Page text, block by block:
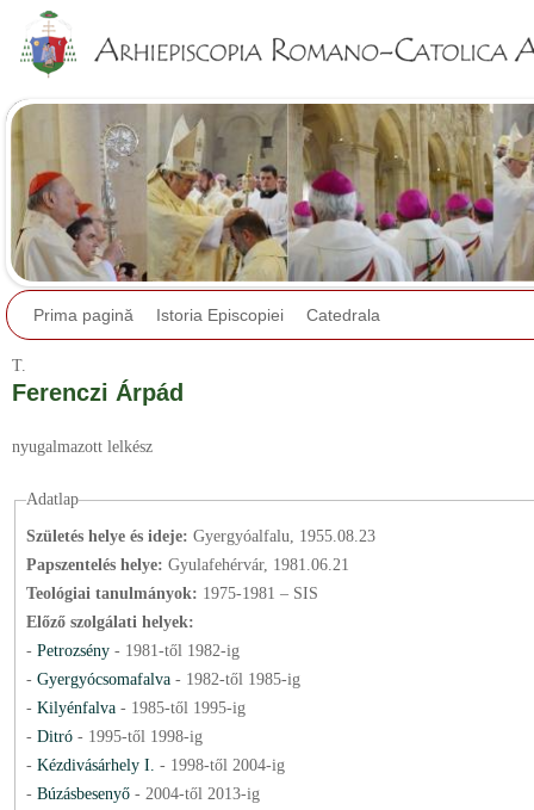
Prima pagină Istoria Episcopiei Catedrala
T.
Ferenczi Árpád
nyugalmazott lelkész
Adatlap
Születés helye és ideje: Gyergyóalfalu, 1955.08.23
Papszentelés helye: Gyulafehérvár, 1981.06.21
Teológiai tanulmányok: 1975-1981 – SIS
Előző szolgálati helyek:
- Petrozsény - 1981-től 1982-ig
- Gyergyócsomafalva - 1982-től 1985-ig
- Kilyénfalva - 1985-től 1995-ig
- Ditró - 1995-től 1998-ig
- Kézdivásárhely I. - 1998-től 2004-ig
- Búzásbesenyő- 2004-től 2013-ig